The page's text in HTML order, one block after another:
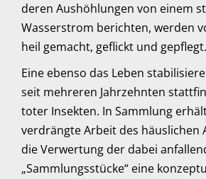
deren Aushöhlungen von einem
Wasserstrom berichten, werden
heil gemacht, geflickt und gepflegt.
Eine ebenso das Leben
seit mehreren Jahrzehnten
toter Insekten. In Sammlung
verdrängte Arbeit des häuslichen
die Verwertung der dabei
„Sammlungsstücke“ eine